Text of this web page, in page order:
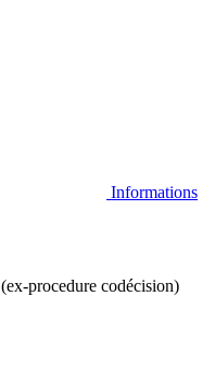
Informations
procedure codécision)